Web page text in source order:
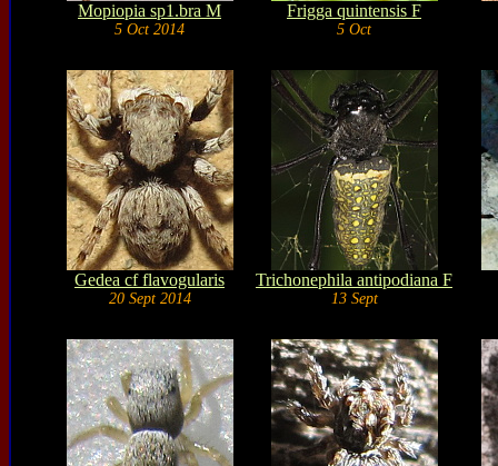
Mopiopia sp1.bra M
5 Oct 2014
Frigga quintensis F
5 Oct
Gedea cf flavogularis
20 Sept 2014
Trichonephila antipodiana F
13 Sept